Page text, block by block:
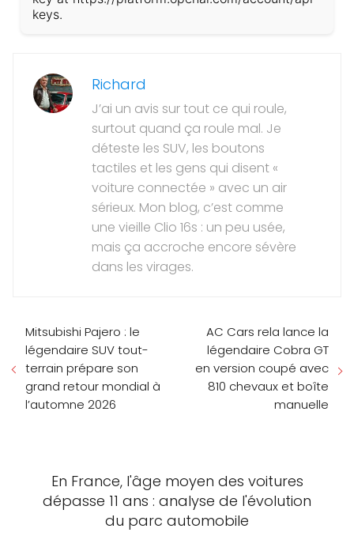
keys.
Richard
J’ai un avis sur tout ce qui roule,
surtout quand ça roule mal. Je
déteste les SUV, les boutons
tactiles et les gens qui disent «
voiture connectée » avec un air
sérieux. Mon blog, c’est comme
une vieille Clio 16s : un peu usée,
mais ça accroche encore sévère
dans les virages.
Mitsubishi Pajero : le
légendaire SUV tout-
terrain prépare son
grand retour mondial à
l’automne 2026
AC Cars rela lance la
légendaire Cobra GT
en version coupé avec
810 chevaux et boîte
manuelle
En France, l'âge moyen des voitures
dépasse 11 ans : analyse de l'évolution
du parc automobile